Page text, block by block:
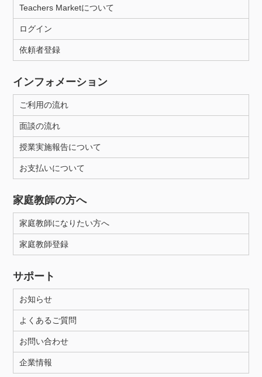
Teachers Marketについて
ログイン
依頼者登録
インフォメーション
ご利用の流れ
面談の流れ
授業実施報告について
お支払いについて
家庭教師の方へ
家庭教師になりたい方へ
家庭教師登録
サポート
お知らせ
よくあるご質問
お問い合わせ
企業情報